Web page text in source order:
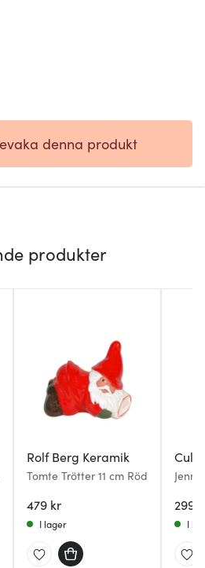
denna produkt
produkter
Rolf Berg Keramik
Tomte Trötter 11 cm Röd
479 kr
I lager
Cult
299
I